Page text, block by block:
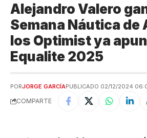
Alejandro Valero
Semana Náutica de
los Optimist ya
Equalite 2025
PORJORGE GARCÍAPUBLICADO 02/12/2024
COMPARTE